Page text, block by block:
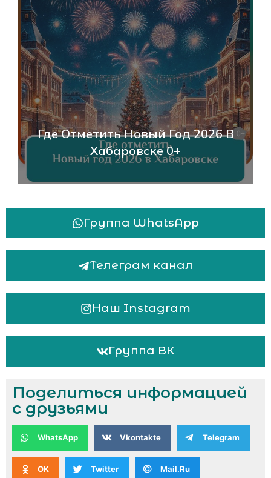
Где Отметить Новый Год 2026 В
Хабаровске 0+
Группа WhatsApp
Телеграм канал
Наш Instagram
Группа ВК
Поделиться информацией
с друзьями
WhatsApp Vkontakte Telegram
OK Twitter Mail.Ru